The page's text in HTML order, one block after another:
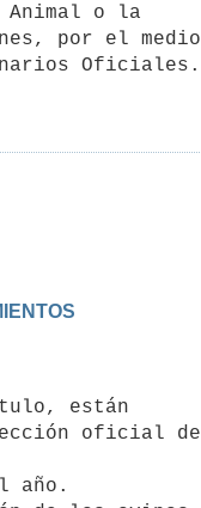
Animal o la
por el medio
Oficiales.
oficial de